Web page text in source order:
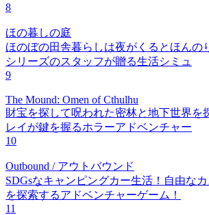
8
ほの暮しの庭
ほのぼの田舎暮らしは夜がくるとほんの
シリーズのスタッフが贈る生活シミュ
9
The Mound: Omen of Cthulhu
財宝を探して呪われた密林と地下世界を
レイが鍵を握るホラーアドベンチャー
10
Outbound / アウトバウンド
SDGsなキャンピングカー生活！自由な
を探索するアドベンチャーゲーム！
11